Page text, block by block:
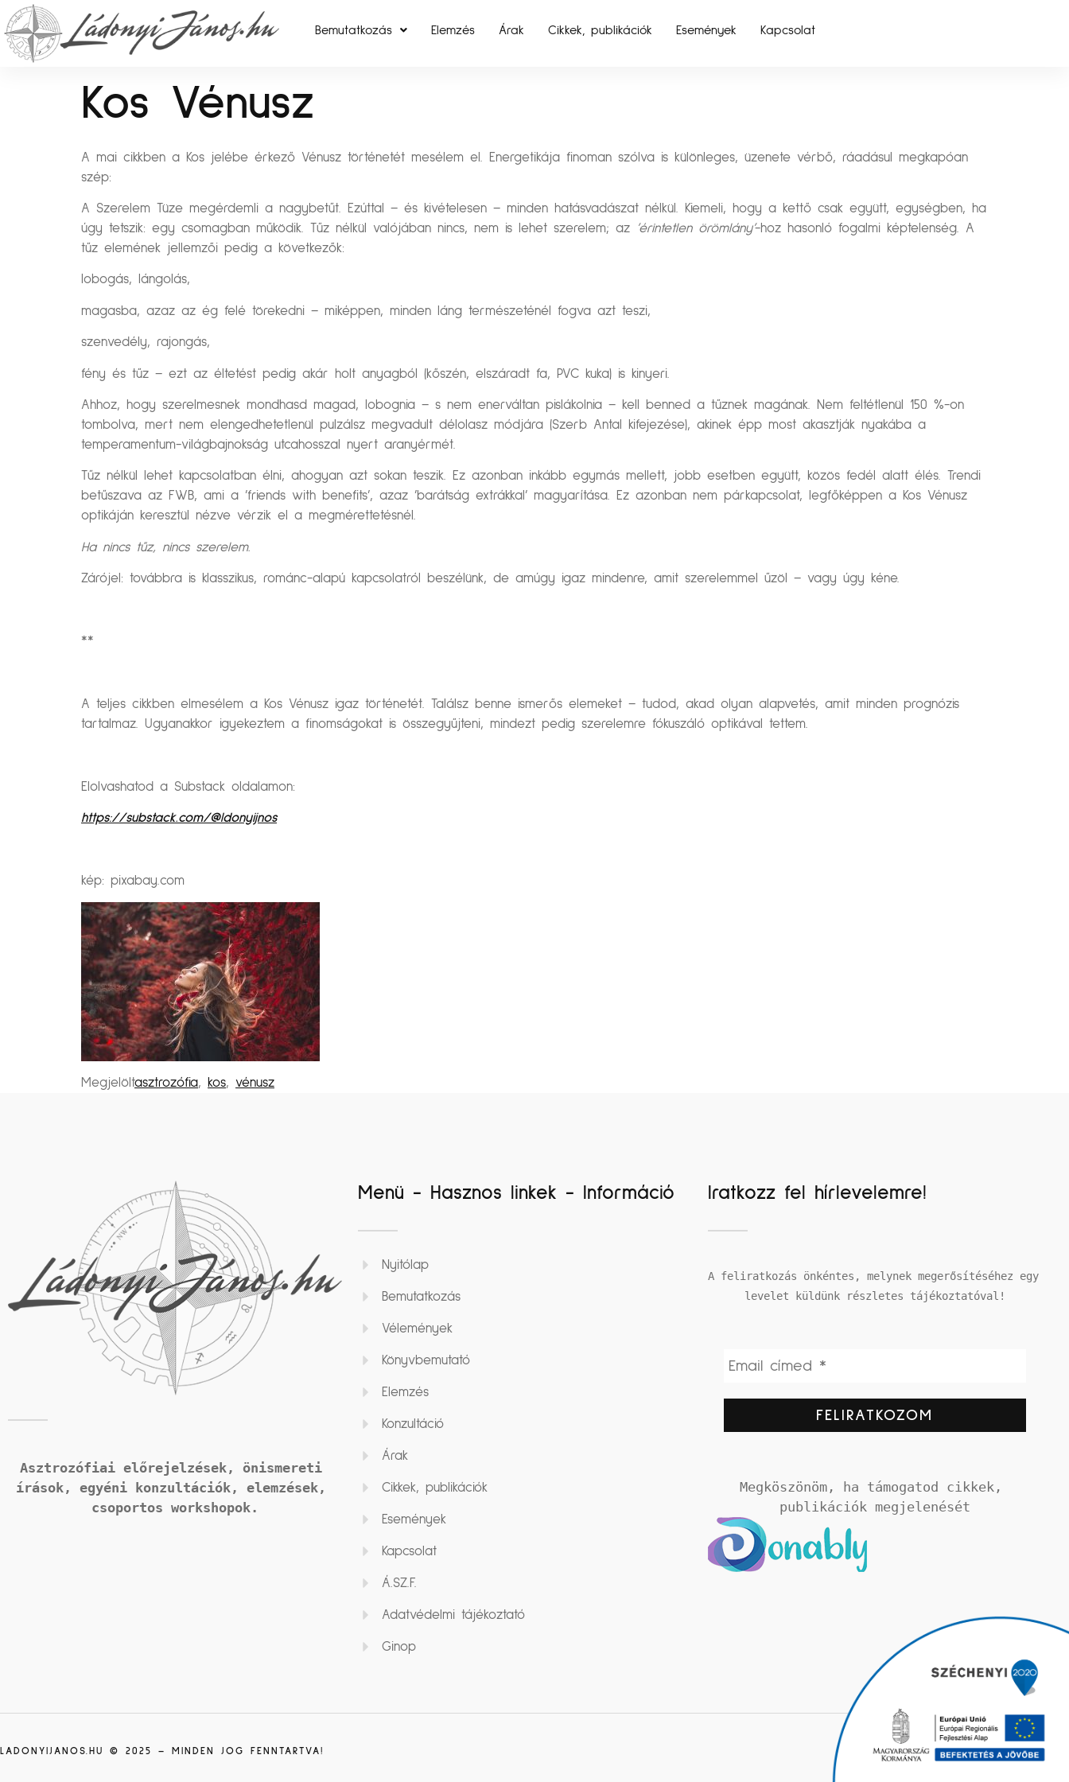
Bemutatkozás Elemzés Árak Cikkek, publikációk Események Kapcsolat
Kos Vénusz
A mai cikkben a Kos jelébe érkező Vénusz történetét mesélem el. Energetikája finoman szólva is különleges, üzenete vérbő, ráadásul megkapóan
szép:
A Szerelem Tüze megérdemli a nagybetűt. Ezúttal – és kivételesen – minden hatásvadászat nélkül. Kiemeli, hogy a kettő csak együtt, egységben, ha
úgy tetszik: egy csomagban működik. Tűz nélkül valójában nincs, nem is lehet szerelem; az
’érintetlen örömlány’-hoz hasonló fogalmi képtelenség. A
tűz elemének jellemzői pedig a következők:
lobogás, lángolás,
magasba, azaz az ég felé törekedni – miképpen, minden láng természeténél fogva azt teszi,
szenvedély, rajongás,
fény és tűz – ezt az éltetést pedig akár holt anyagból (kőszén, elszáradt fa, PVC kuka) is kinyeri.
Ahhoz, hogy szerelmesnek mondhasd magad, lobognia – s nem enerváltan pislákolnia – kell benned a tűznek magának. Nem feltétlenül 150 %-on
tombolva, mert nem elengedhetetlenül pulzálsz megvadult délolasz módjára (Szerb Antal kifejezése), akinek épp most akasztják nyakába a
temperamentum-világbajnokság utcahosszal nyert aranyérmét.
Tűz nélkül lehet kapcsolatban élni, ahogyan azt sokan teszik. Ez azonban inkább egymás mellett, jobb esetben együtt, közös fedél alatt élés. Trendi
betűszava az FWB, ami a ’friends with benefits’, azaz ’barátság extrákkal’ magyarítása. Ez azonban nem párkapcsolat, legfőképpen a Kos Vénusz
optikáján keresztül nézve vérzik el a megmérettetésnél.
Ha nincs tűz, nincs szerelem.
Zárójel: továbbra is klasszikus, románc-alapú kapcsolatról beszélünk, de amúgy igaz mindenre, amit szerelemmel űzöl – vagy úgy kéne.
**
A teljes cikkben elmesélem a Kos Vénusz igaz történetét. Találsz benne ismerős elemeket – tudod, akad olyan alapvetés, amit minden prognózis
tartalmaz. Ugyanakkor igyekeztem a finomságokat is összegyűjteni, mindezt pedig szerelemre fókuszáló optikával tettem.
Elolvashatod a Substack oldalamon:
https://substack.com/@ldonyijnos
kép: pixabay.com
Megjelöltasztrozófia, kos, vénusz
Asztrozófiai előrejelzések, önismereti
írások, egyéni konzultációk, elemzések,
csoportos workshopok.
Menü - Hasznos linkek - Információ
Nyitólap
Bemutatkozás
Vélemények
Könyvbemutató
Elemzés
Konzultáció
Árak
Cikkek, publikációk
Események
Kapcsolat
Á.SZ.F.
Adatvédelmi tájékoztató
Ginop
Iratkozz fel hírlevelemre!
A feliratkozás önkéntes, melynek megerősítéséhez egy
levelet küldünk részletes tájékoztatóval!
Megköszönöm, ha támogatod cikkek,
publikációk megjelenését
LADONYIJANOS.HU © 2025 – MINDEN JOG FENNTARTVA!